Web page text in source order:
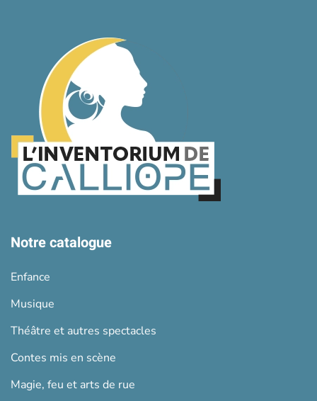
Notre catalogue
Enfance
Musique
Théâtre et autres spectacles
Contes mis en scène
Magie, feu et arts de rue